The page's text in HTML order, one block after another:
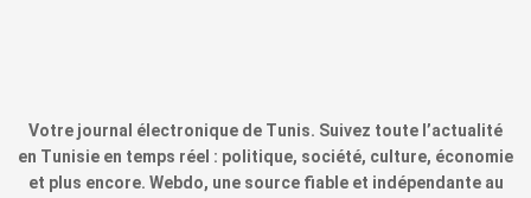
Votre journal électronique de Tunis. Suivez toute l’actualité
en Tunisie en temps réel : politique, société, culture, économie
et plus encore. Webdo, une source fiable et indépendante au